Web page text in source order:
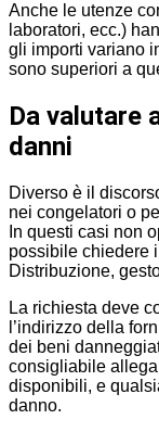
Anche le utenze
laboratori, ecc.)
gli importi variano
sono superiori a
Da valutare
danni
Diverso è il
nei congelatori o
In questi casi non
possibile chiedere
Distribuzione,
La richiesta deve
l’indirizzo della
dei beni
consigliabile
disponibili, e
danno.